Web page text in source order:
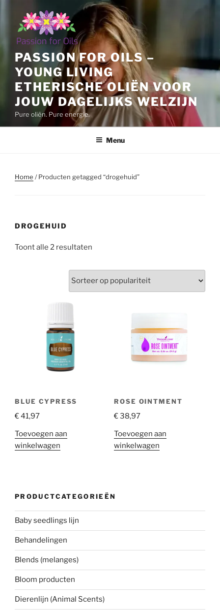
inhoud
PASSION FOR OILS –
YOUNG LIVING
ETHERISCHE OLIËN VOOR
JOUW DAGELIJKS WELZIJN
Pure oliën. Pure energie.
Menu
Home / Producten getagged “drogehuid”
DROGEHUID
Toont alle 2 resultaten
populariteit
BLUE CYPRESS
€41,97
Toevoegen aan
winkelwagen
ROSE OINTMENT
€38,97
Toevoegen aan
winkelwagen
PRODUCTCATEGORIEËN
Baby seedlings lijn
Behandelingen
Blends (melanges)
Bloom producten
Dierenlijn (Animal Scents)